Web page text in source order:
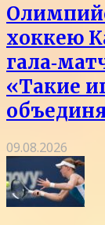
хоккею
«Такие
09.08.2026